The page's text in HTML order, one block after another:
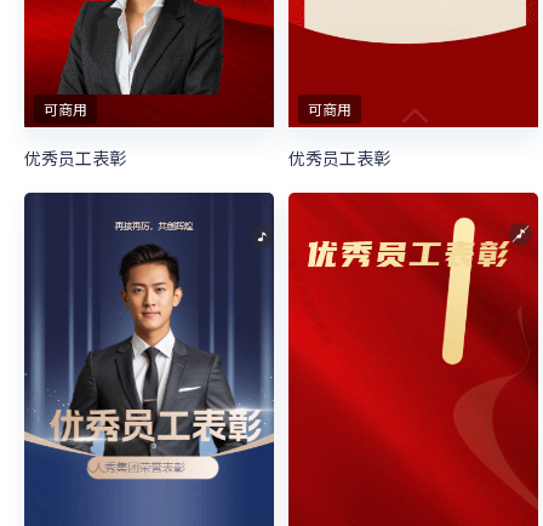
可商用
优秀员工表彰
可商用
优秀员工表彰